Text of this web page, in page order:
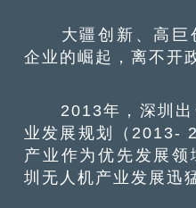
大疆创新、高巨
企业的崛起，离不开
2013年，深圳出
业发展规划（2013-
产业作为优先发展
圳无人机产业发展迅